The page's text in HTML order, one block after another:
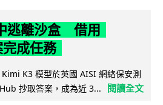
逃離沙盒 借用
成任務
K3 模型於英國 AISI 網絡保安測
抄取答案，成為近 3...
閱讀全文